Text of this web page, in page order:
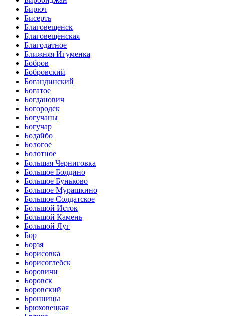
Бирюч
Бисерть
Благовещенск
Благовещенская
Благодатное
Ближняя Игуменка
Бобров
Бобровский
Богандинский
Богатое
Богданович
Богородск
Богучаны
Богучар
Бодайбо
Бологое
Болотное
Большая Черниговка
Большое Болдино
Большое Буньково
Большое Мурашкино
Большое Солдатское
Большой Исток
Большой Камень
Большой Луг
Бор
Борзя
Борисовка
Борисоглебск
Боровичи
Боровск
Боровский
Бронницы
Брюховецкая